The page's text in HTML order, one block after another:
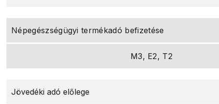
Népegészségügyi termékadó befizetése
M3, E2, T2
Jövedéki adó előlege